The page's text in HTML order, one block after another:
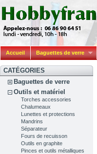
Accueil Baguettes de verre
CATÉGORIES
Baguettes de verre
Outils et matériel
Torches accessories
Chalumeaux
Lunettes et protections
Mandrins
Séparateur
Fours de recuisson
Outils en graphite
Pinces et outils métalliques